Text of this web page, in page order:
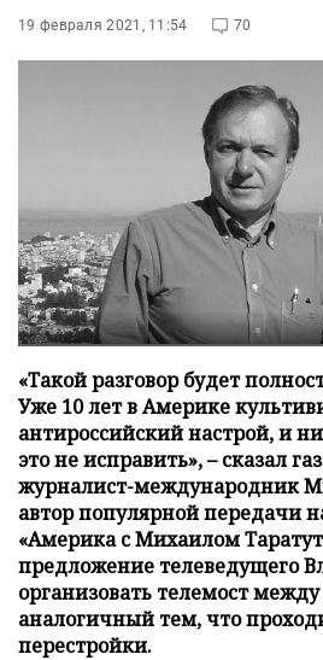
19 февраля 2021, 11:54 70
«Такой разговор будет
Уже 10 лет в Америке
антироссийский настрой, и
это не исправить», – сказал
журналист-международник
автор популярной передачи
«Америка с Михаилом
предложение телеведущего
организовать телемост
аналогичный тем, что
перестройки.